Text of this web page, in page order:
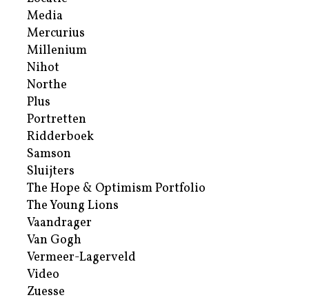
Media
Mercurius
Millenium
Nihot
Northe
Plus
Portretten
Ridderboek
Samson
Sluijters
The Hope & Optimism Portfolio
The Young Lions
Vaandrager
Van Gogh
Vermeer-Lagerveld
Video
Zuesse